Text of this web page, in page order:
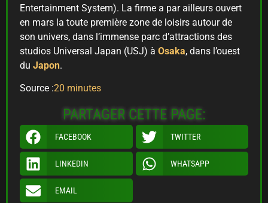
Entertainment System). La firme a par ailleurs ouvert
en mars la toute première zone de loisirs autour de
son univers, dans l’immense parc d’attractions des
studios Universal Japan (USJ) à Osaka, dans l’ouest
du Japon.
Source :20 minutes
PARTAGER CETTE PAGE:
FACEBOOK TWITTER
LINKEDIN WHATSAPP
EMAIL